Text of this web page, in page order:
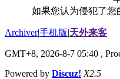
如果您认为侵犯了您
Archiver|手机版|天外来客
GMT+8, 2026-8-7 05:40 ,
Powered by Discuz! X2.5